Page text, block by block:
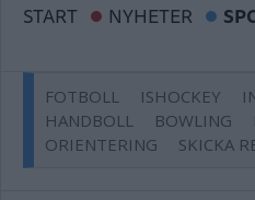
START NYHETER
FOTBOLL ISHOCKEY
HANDBOLL
BOWLING
ORIENTERING
SKICKA